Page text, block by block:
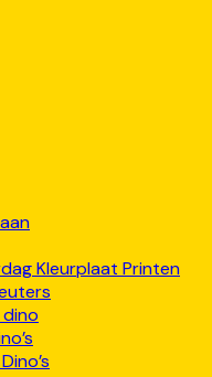
Kleurplaat Printen